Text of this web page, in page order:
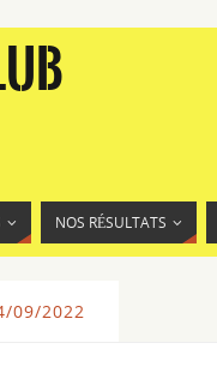
NOS RÉSULTATS
09/2022